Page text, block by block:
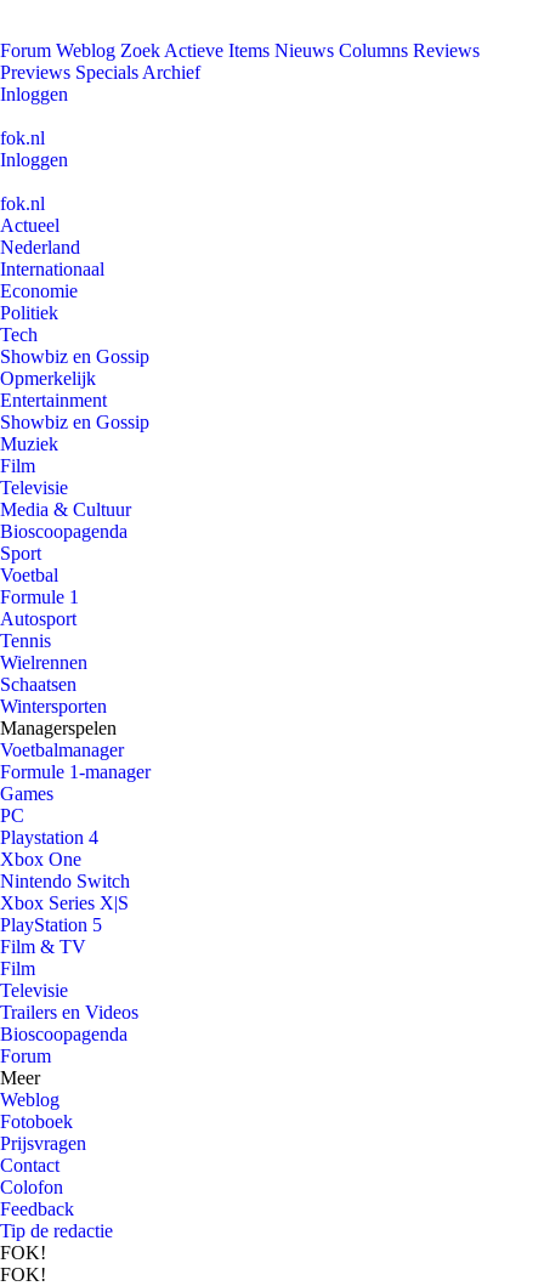
Forum Weblog Zoek Actieve Items Nieuws Columns Reviews
Previews Specials Archief
Inloggen
fok.nl
Inloggen
fok.nl
Actueel
Nederland
Internationaal
Economie
Politiek
Tech
Showbiz en Gossip
Opmerkelijk
Entertainment
Showbiz en Gossip
Muziek
Film
Televisie
Media & Cultuur
Bioscoopagenda
Sport
Voetbal
Formule 1
Autosport
Tennis
Wielrennen
Schaatsen
Wintersporten
Managerspelen
Voetbalmanager
Formule 1-manager
Games
PC
Playstation 4
Xbox One
Nintendo Switch
Xbox Series X|S
PlayStation 5
Film & TV
Film
Televisie
Trailers en Videos
Bioscoopagenda
Forum
Meer
Weblog
Fotoboek
Prijsvragen
Contact
Colofon
Feedback
Tip de redactie
FOK!
FOK!